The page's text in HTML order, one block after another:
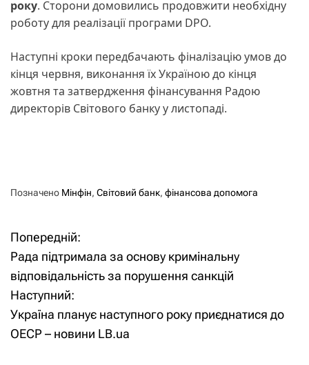
року. Сторони домовились продовжити необхідну
роботу для реалізації програми DPO.
Наступні кроки передбачають фіналізацію умов до
кінця червня, виконання їх Україною до кінця
жовтня та затвердження фінансування Радою
директорів Світового банку у листопаді.
Позначено Мінфін, Світовий банк, фінансова допомога
Н
а
в
і
Попередній:
Рада підтримала за основу кримінальну
відповідальність за порушення санкцій
Наступний:
Україна планує наступного року приєднатися до
ОЕСР – новини LB.ua